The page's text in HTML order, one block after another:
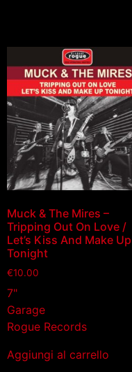
Muck & The Mires –
Tripping Out On Love /
Let’s Kiss And Make Up
Tonight
€10.00
7"
Garage
Rogue Records
Aggiungi al carrello